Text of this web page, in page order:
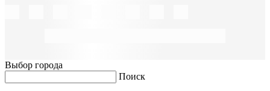
Выбор города
Поиск